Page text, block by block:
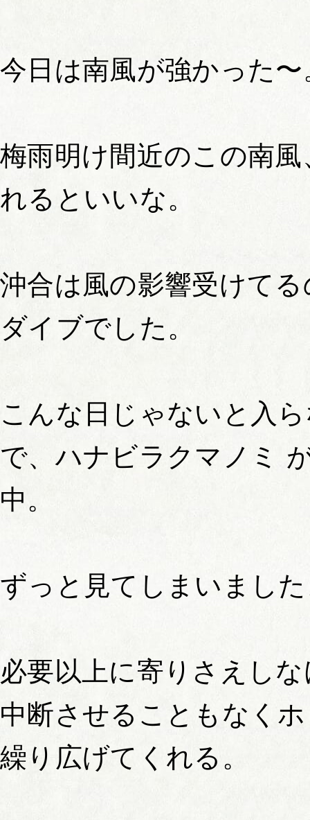
今日は南風が強かった〜
梅雨明け間近のこの南
れるといいな。
沖合は風の影響受けて
ダイブでした。
こんな日じゃないと入
で、ハナビラクマノミ
中。
ずっと見てしまいまし
必要以上に寄りさえし
中断させることもなく
繰り広げてくれる。